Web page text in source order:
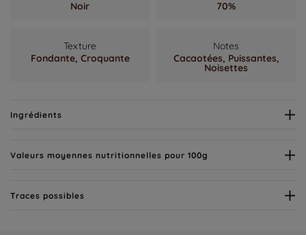
Noir 70%
Texture
Fondante, Croquante
Notes
Cacaotées, Puissantes,
Noisettes
Ingrédients
Valeurs moyennes nutritionnelles pour 100g
Traces possibles